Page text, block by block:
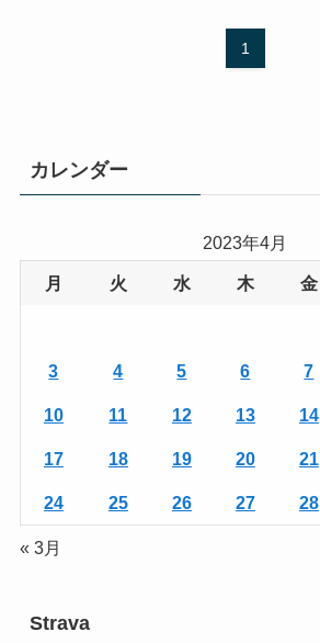
1
カレンダー
2023年4月
月 火 水 木 金
3 4 5 6 7
10 11 12 13 14
17 18 19 20 21
24 25 26 27 28
« 3月
Strava